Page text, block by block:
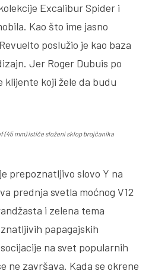
Excalibur Spider i
Kao što ime jasno
poslužio je kao baza
Jer Roger Dubuis po
klijente koji žele da budu
(45 mm) ističe složeni sklop brojčanika
prepoznatljivo slovo Y na
prednja svetla moćnog V12
i zelena tema
papagajskih
na svet popularnih
ne završava. Kada se okrene